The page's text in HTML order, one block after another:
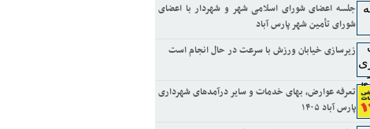
جلسه اعضای شورای اسلامی شهر و شهردار با اعضای
شورای تأمین شهر پارس آباد
زیرسازی خیابان ورزش با سرعت در حال انجام است
تعرفه عوارض، بهای خدمات و سایر درآمدهای شهرداری
پارس آباد ۱۴۰۵